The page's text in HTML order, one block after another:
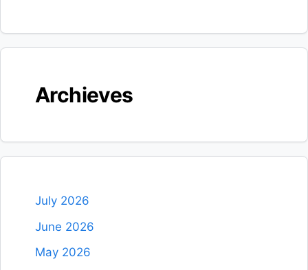
Archieves
July 2026
June 2026
May 2026